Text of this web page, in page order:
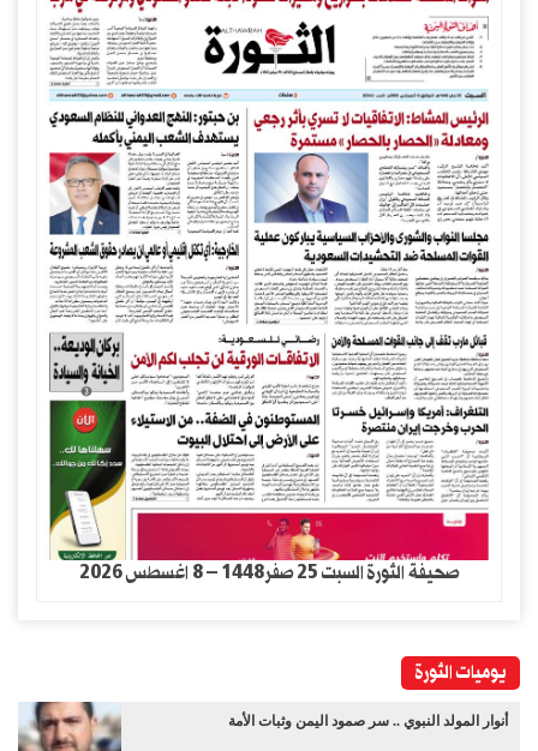
صحيفة الثورة السبت 25 صفر1448 – 8 اغسطس 2026
يوميات الثورة
أنوار المولد النبوي .. سر صمود اليمن وثبات الأمة